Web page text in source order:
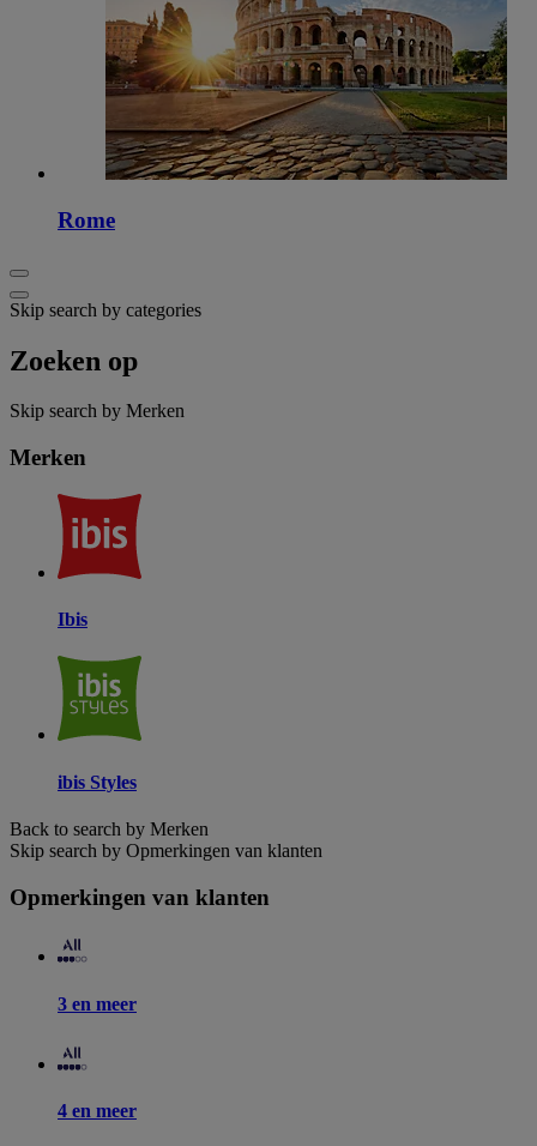
Rome
Skip search by categories
Zoeken op
Skip search by Merken
Merken
Ibis
ibis Styles
Back to search by Merken
Skip search by Opmerkingen van klanten
Opmerkingen van klanten
3 en meer
4 en meer